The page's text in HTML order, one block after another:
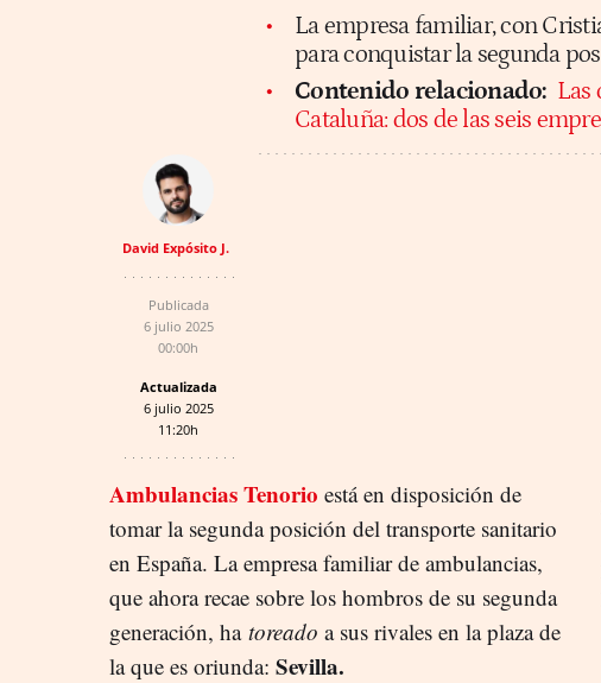
La empresa familiar, con
para conquistar la segunda
Contenido relacionado: Las
Cataluña: dos de las seis
David Expósito J.
Publicada
6 julio 2025
00:00h
Actualizada
6 julio 2025
11:20h
Ambulancias Tenorio está en disposición de
tomar la segunda posición del transporte sanitario
en España. La empresa familiar de ambulancias,
que ahora recae sobre los hombros de su segunda
generación, ha toreado a sus rivales en la plaza de
la que es oriunda: Sevilla.